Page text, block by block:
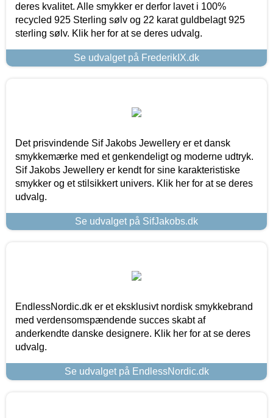
deres kvalitet. Alle smykker er derfor lavet i 100%
recycled 925 Sterling sølv og 22 karat guldbelagt 925
sterling sølv. Klik her for at se deres udvalg.
Se udvalget på FrederikIX.dk
Det prisvindende Sif Jakobs Jewellery er et dansk
smykkemærke med et genkendeligt og moderne udtryk.
Sif Jakobs Jewellery er kendt for sine karakteristiske
smykker og et stilsikkert univers. Klik her for at se deres
udvalg.
Se udvalget på SifJakobs.dk
EndlessNordic.dk er et eksklusivt nordisk smykkebrand
med verdensomspændende succes skabt af
anderkendte danske designere. Klik her for at se deres
udvalg.
Se udvalget på EndlessNordic.dk